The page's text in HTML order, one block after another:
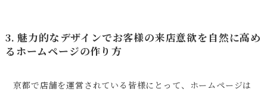
3. 魅力的なデザインでお客様の来店意欲を自然に高め
るホームページの作り方
京都で店舗を運営されている皆様にとって、ホームページは